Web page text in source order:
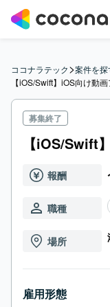
ココナラテック>案件を探
【iOS/Swift】iOS向け動
募集終了
【iOS/Swift
報酬
職種
場所
雇用形態